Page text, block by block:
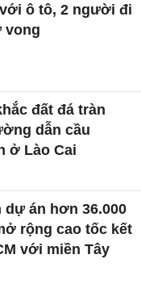
ô tô, 2 người đi
vong
đất đá tràn
dẫn cầu
ở Lào Cai
dự án hơn 36.000
rộng cao tốc kết
với miền Tây